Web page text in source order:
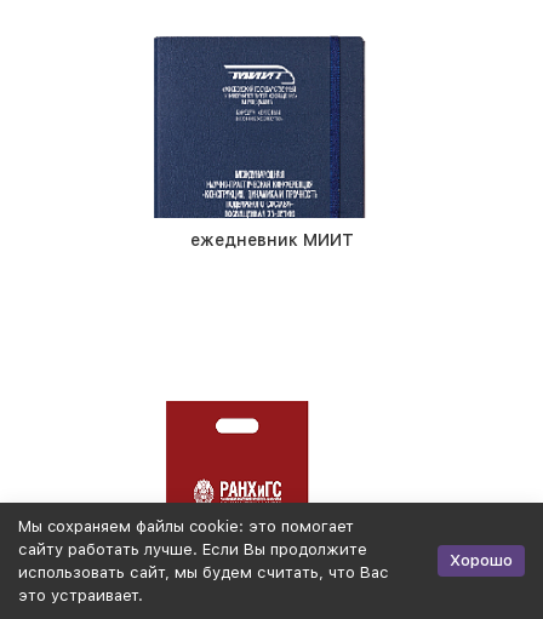
ежедневник МИИТ
пакет Академия
Мы cохраняем файлы cookie: это помогает
сайту работать лучше. Если Вы продолжите
использовать сайт, мы будем считать, что Вас
это устраивает.
Хорошо